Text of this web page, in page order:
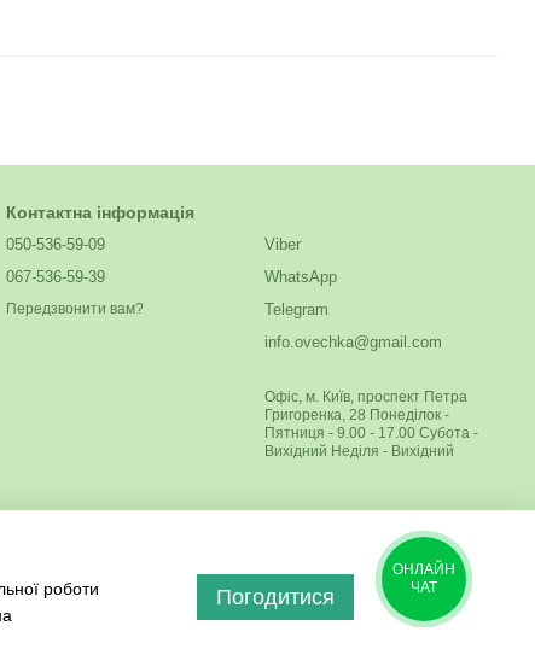
Контактна інформація
050-536-59-09
067-536-59-39
Передзвонити вам?
Viber
WhatsApp
Telegram
info.ovechka@gmail.com
Офіс, м. Київ, проспект Петра
Григоренка, 28 Понеділок -
Пятниця - 9.00 - 17.00 Субота -
Вихідний Неділя - Вихідний
роботи
Погодитися
ОНЛАЙН
ЧАТ